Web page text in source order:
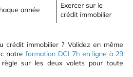
année
Exercer sur le
crédit immobilier
crédit immobilier ? Validez en même
notre formation DCI 7h en ligne à 29
sur les deux volets pour toute